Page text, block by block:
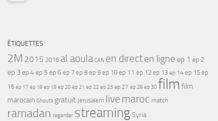
ÉTIQUETTES
2M 2015 2016 al aoula CAN en directen ligne ep 1 ep 2
ep 3ep 4ep 5 ep 6 ep 7 ep 8 ep 9 ep 10 ep 11 ep 12 ep 13 ep 14 ep 15 ep
16 ep 17 ep 18 ep 19 ep 20 ep 21 ep 22 ep 23 ep 27 ep 28 ep 30 film film
marocain Ghouta gratuit Jerusalem live maroc match
ramadan regarder streamingSyria